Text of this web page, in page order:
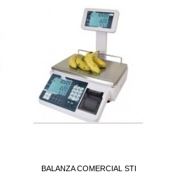
BALANZA COMERCIAL STI